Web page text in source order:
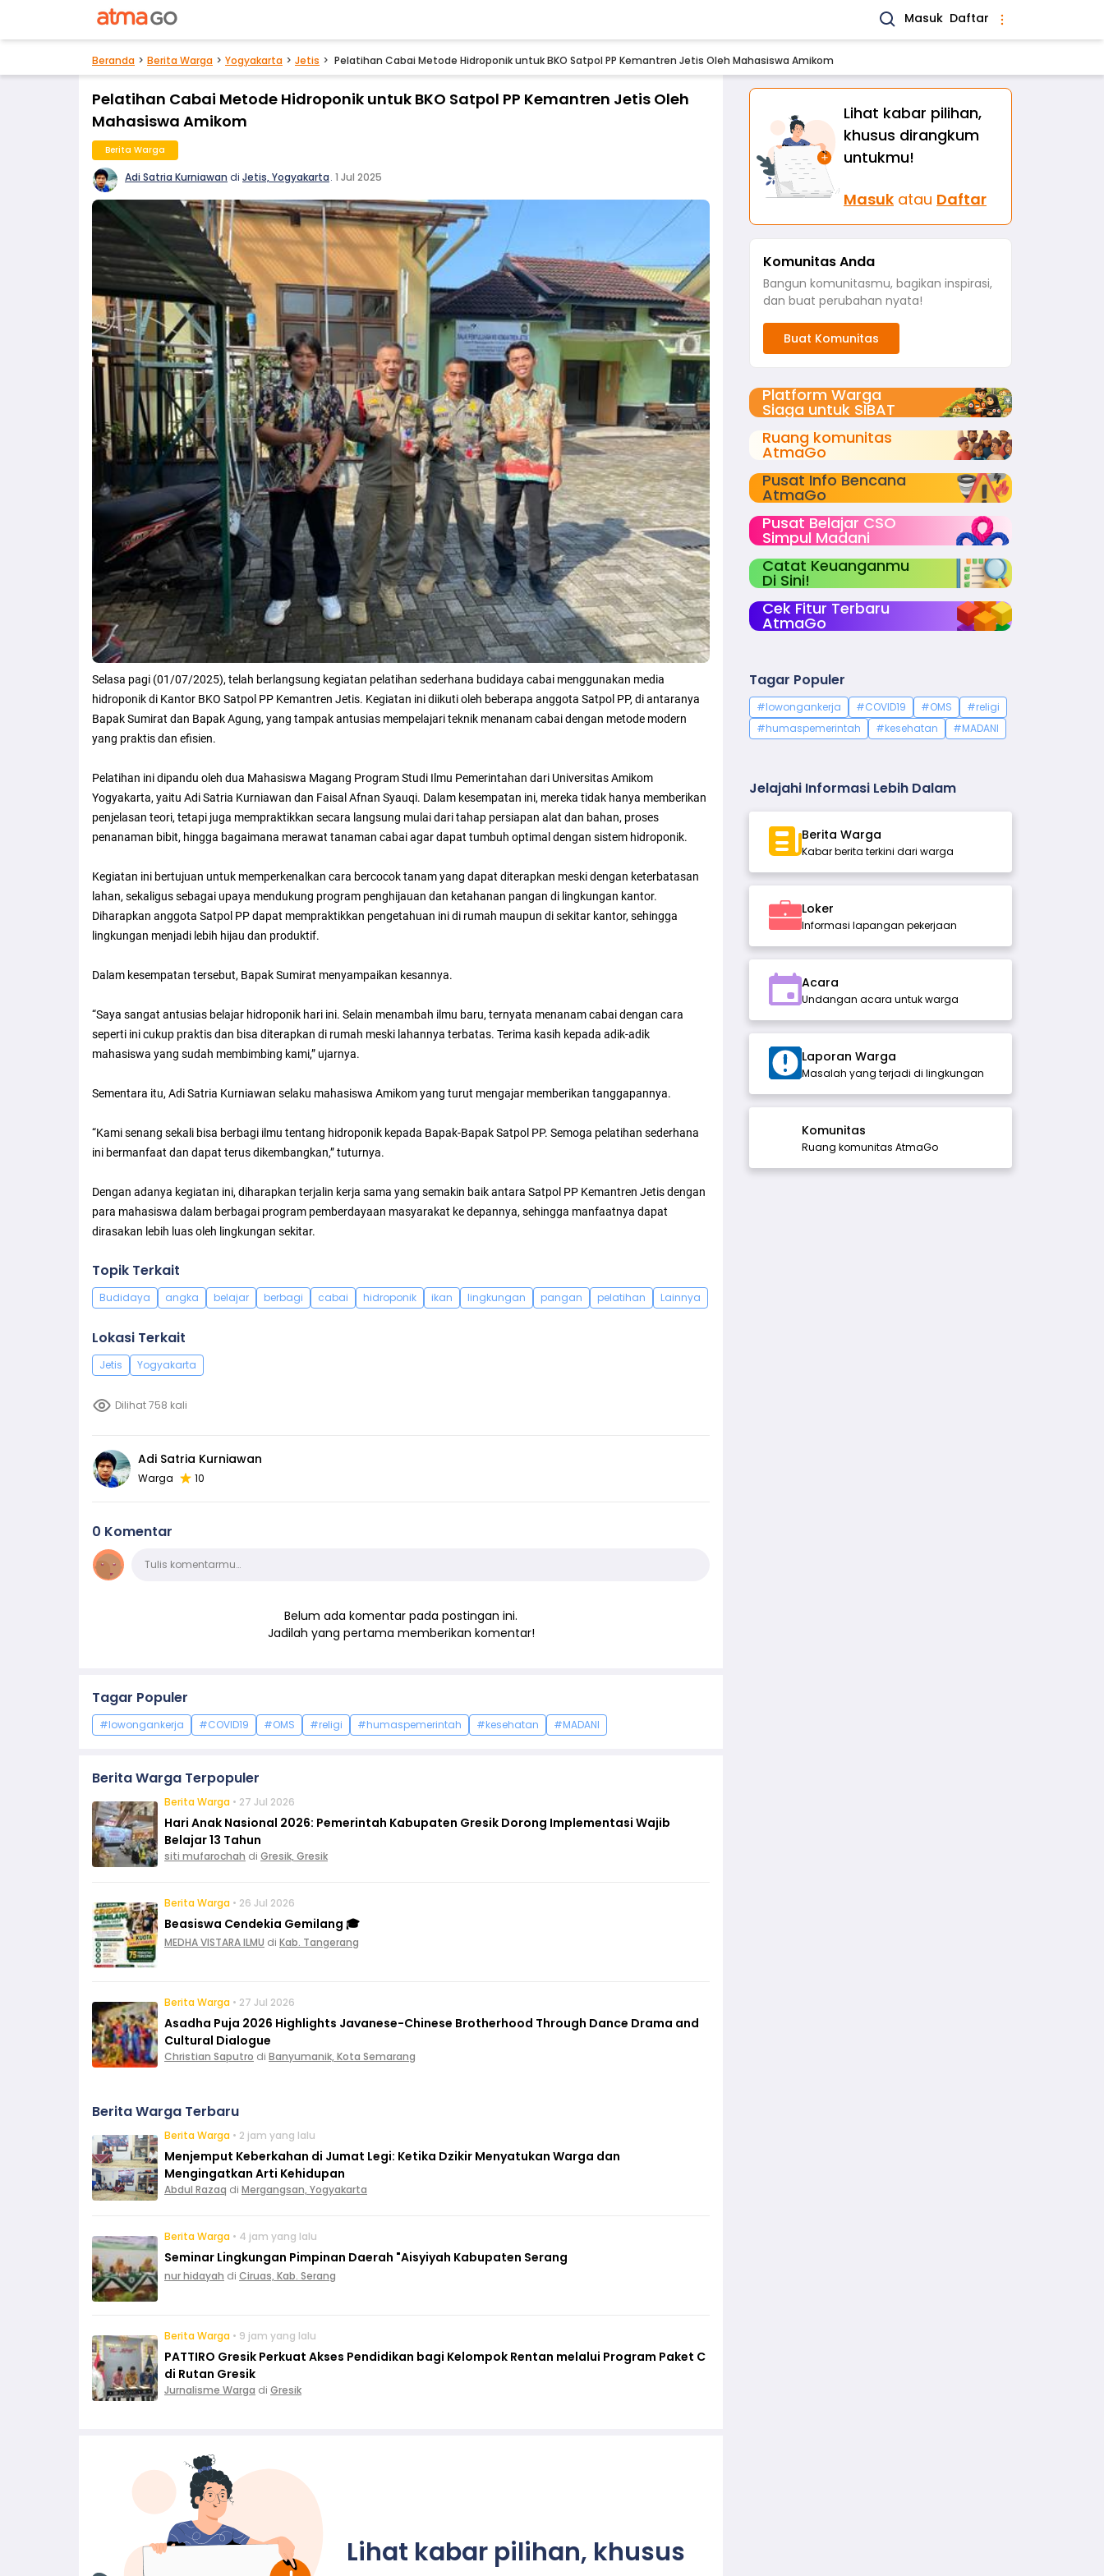
Masuk Daftar
Beranda Berita Warga Yogyakarta Jetis Pelatihan Cabai Metode Hidroponik untuk BKO Satpol PP Kemantren Jetis Oleh Mahasiswa Amikom
Pelatihan Cabai Metode Hidroponik untuk BKO Satpol PP Kemantren Jetis Oleh
Mahasiswa Amikom
Berita Warga
Adi Satria Kurniawan di Jetis, Yogyakarta. 1 Jul 2025
Selasa pagi (01/07/2025), telah berlangsung kegiatan pelatihan sederhana budidaya cabai menggunakan media
hidroponik di Kantor BKO Satpol PP Kemantren Jetis. Kegiatan ini diikuti oleh beberapa anggota Satpol PP, di antaranya
Bapak Sumirat dan Bapak Agung, yang tampak antusias mempelajari teknik menanam cabai dengan metode modern
yang praktis dan efisien.
Pelatihan ini dipandu oleh dua Mahasiswa Magang Program Studi Ilmu Pemerintahan dari Universitas Amikom
Yogyakarta, yaitu Adi Satria Kurniawan dan Faisal Afnan Syauqi. Dalam kesempatan ini, mereka tidak hanya memberikan
penjelasan teori, tetapi juga mempraktikkan secara langsung mulai dari tahap persiapan alat dan bahan, proses
penanaman bibit, hingga bagaimana merawat tanaman cabai agar dapat tumbuh optimal dengan sistem hidroponik.
Kegiatan ini bertujuan untuk memperkenalkan cara bercocok tanam yang dapat diterapkan meski dengan keterbatasan
lahan, sekaligus sebagai upaya mendukung program penghijauan dan ketahanan pangan di lingkungan kantor.
Diharapkan anggota Satpol PP dapat mempraktikkan pengetahuan ini di rumah maupun di sekitar kantor, sehingga
lingkungan menjadi lebih hijau dan produktif.
Dalam kesempatan tersebut, Bapak Sumirat menyampaikan kesannya.
“Saya sangat antusias belajar hidroponik hari ini. Selain menambah ilmu baru, ternyata menanam cabai dengan cara
seperti ini cukup praktis dan bisa diterapkan di rumah meski lahannya terbatas. Terima kasih kepada adik-adik
mahasiswa yang sudah membimbing kami,” ujarnya.
Sementara itu, Adi Satria Kurniawan selaku mahasiswa Amikom yang turut mengajar memberikan tanggapannya.
“Kami senang sekali bisa berbagi ilmu tentang hidroponik kepada Bapak-Bapak Satpol PP. Semoga pelatihan sederhana
ini bermanfaat dan dapat terus dikembangkan,” tuturnya.
Dengan adanya kegiatan ini, diharapkan terjalin kerja sama yang semakin baik antara Satpol PP Kemantren Jetis dengan
para mahasiswa dalam berbagai program pemberdayaan masyarakat ke depannya, sehingga manfaatnya dapat
dirasakan lebih luas oleh lingkungan sekitar.
Topik Terkait
Budidaya angka belajar berbagi cabai hidroponik ikan lingkungan pangan pelatihan Lainnya
Lokasi Terkait
Jetis Yogyakarta
Dilihat 758 kali
Adi Satria Kurniawan
Warga 10
0 Komentar
KomentarTulis komentarmu…
Belum ada komentar pada postingan ini.
Jadilah yang pertama memberikan komentar!
Tagar Populer
#lowongankerja #COVID19 #OMS #religi #humaspemerintah #kesehatan #MADANI
Berita Warga Terpopuler
Berita Warga • 27 Jul 2026
Hari Anak Nasional 2026: Pemerintah Kabupaten Gresik Dorong Implementasi Wajib
Belajar 13 Tahun
siti mufarochah di Gresik, Gresik
Berita Warga • 26 Jul 2026
Beasiswa Cendekia Gemilang 🎓
MEDHA VISTARA ILMU di Kab. Tangerang
Berita Warga • 27 Jul 2026
Asadha Puja 2026 Highlights Javanese-Chinese Brotherhood Through Dance Drama and
Cultural Dialogue
Christian Saputro di Banyumanik, Kota Semarang
Berita Warga Terbaru
Berita Warga • 2 jam yang lalu
Menjemput Keberkahan di Jumat Legi: Ketika Dzikir Menyatukan Warga dan
Mengingatkan Arti Kehidupan
Abdul Razaq di Mergangsan, Yogyakarta
Berita Warga • 4 jam yang lalu
Seminar Lingkungan Pimpinan Daerah "Aisyiyah Kabupaten Serang
nur hidayah di Ciruas, Kab. Serang
Berita Warga • 9 jam yang lalu
PATTIRO Gresik Perkuat Akses Pendidikan bagi Kelompok Rentan melalui Program Paket C
di Rutan Gresik
Jurnalisme Warga di Gresik
Lihat kabar pilihan, khusus
Lihat kabar pilihan,
khusus dirangkum
untukmu!
Masuk atau Daftar
Komunitas Anda
Bangun komunitasmu, bagikan inspirasi,
dan buat perubahan nyata!
Buat Komunitas
Platform Warga
Siaga untuk SIBAT
Ruang komunitas
AtmaGo
Pusat Info Bencana
AtmaGo
Pusat Belajar CSO
Simpul Madani
Catat Keuanganmu
Di Sini!
Cek Fitur Terbaru
AtmaGo
Tagar Populer
#lowongankerja #COVID19 #OMS
#religi
#humaspemerintah
#kesehatan #MADANI
Jelajahi Informasi Lebih Dalam
Berita Warga
Kabar berita terkini dari warga
Loker
Informasi lapangan pekerjaan
Acara
Undangan acara untuk warga
Laporan Warga
Masalah yang terjadi di lingkungan
Komunitas
Ruang komunitas AtmaGo